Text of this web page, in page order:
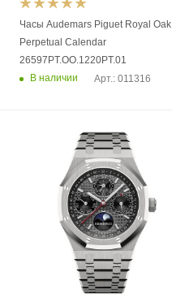
Часы Audemars Piguet Royal Oak
Perpetual Calendar
26597PT.OO.1220PT.01
В наличии
Арт.: 011316